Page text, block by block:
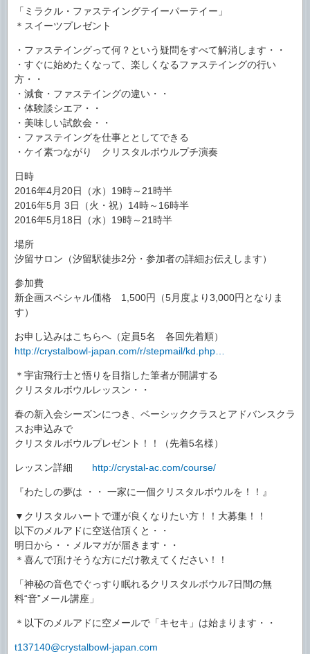
「ミラクル・ファステイングテイーパーテイー」
＊スイーツプレゼント
・ファステイングって何？という疑問をすべて解消します・・
・すぐに始めたくなって、楽しくなるファステイングの行い
方・・
・減食・ファステイングの違い・・
・体験談シエア・・
・美味しい試飲会・・
・ファステイングを仕事ととしてできる
・ケイ素つながり クリスタルボウルプチ演奏
日時
2016年4月20日（水）19時～21時半
2016年5月 3日（火・祝）14時～16時半
2016年5月18日（水）19時～21時半
場所
汐留サロン（汐留駅徒歩2分・参加者の詳細お伝えします）
参加費
新企画スペシャル価格 1,500円（5月度より3,000円となりま
す）
お申し込みはこちらへ（定員5名 各回先着順）
http://crystalbowl-japan.com/r/stepmail/kd.php…
＊宇宙飛行士と悟りを目指した筆者が開講する
クリスタルボウルレッスン・・
春の新入会シーズンにつき、ベーシッククラスとアドバンスクラ
スお申込みで
クリスタルボウルプレゼント！！（先着5名様）
レッスン詳細 http://crystal-ac.com/course/
『わたしの夢は ・・ 一家に一個クリスタルボウルを！！』
▼クリスタルハートで運が良くなりたい方！！大募集！！
以下のメルアドに空送信頂くと・・
明日から・・メルマガが届きます・・
＊喜んで頂けそうな方にだけ教えてください！！
「神秘の音色でぐっすり眠れるクリスタルボウル7日間の無
料“音”メール講座」
＊以下のメルアドに空メールで「キセキ」は始まります・・
t137140@crystalbowl-japan.com